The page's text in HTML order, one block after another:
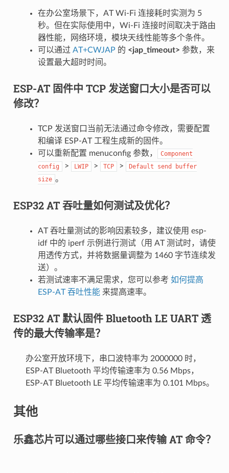
在办公室场景下，AT Wi-Fi 连接耗时实测为 5
秒。但在实际使用中，Wi-Fi 连接时间取决于路由
器性能，⽹络环境，模块天线性能等多个条件。
可以通过 AT+CWJAP 的 <jap_timeout> 参数，来
设置最大超时时间。
ESP-AT 固件中 TCP 发送窗口大小是否可以
修改？
TCP 发送窗口当前无法通过命令修改，需要配置
和编译 ESP-AT 工程生成新的固件。
可以重新配置 menuconfig 参数，
Component
config
> LWIP > TCP > Default send
buffer
size 。
ESP32 AT 吞吐量如何测试及优化？
AT 吞吐量测试的影响因素较多，建议使⽤ esp-
idf 中的 iperf 示例进行测试（用 AT 测试时，请使
用透传方式，并将数据量调整为 1460 字节连续发
送）。
若测试速率不满⾜需求，您可以参考 如何提高
ESP-AT 吞吐性能来提高速率。
ESP32 AT 默认固件 Bluetooth LE UART 透
传的最大传输率是？
办公室开放环境下，串口波特率为 2000000 时，
ESP-AT Bluetooth 平均传输速率为 0.56 Mbps，
ESP-AT Bluetooth LE 平均传输速率为 0.101 Mbps。
其他
乐鑫芯片可以通过哪些接口来传输 AT 命令？